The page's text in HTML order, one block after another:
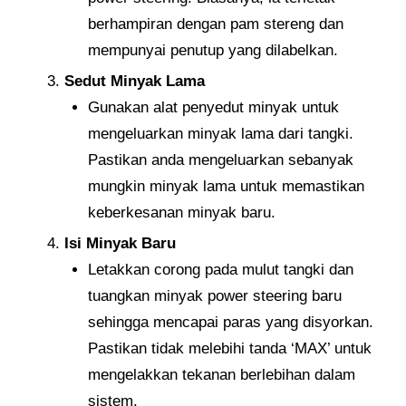
berhampiran dengan pam stereng dan
mempunyai penutup yang dilabelkan.
Sedut Minyak Lama
Gunakan alat penyedut minyak untuk
mengeluarkan minyak lama dari tangki.
Pastikan anda mengeluarkan sebanyak
mungkin minyak lama untuk memastikan
keberkesanan minyak baru.
Isi Minyak Baru
Letakkan corong pada mulut tangki dan
tuangkan minyak power steering baru
sehingga mencapai paras yang disyorkan.
Pastikan tidak melebihi tanda ‘MAX’ untuk
mengelakkan tekanan berlebihan dalam
sistem.